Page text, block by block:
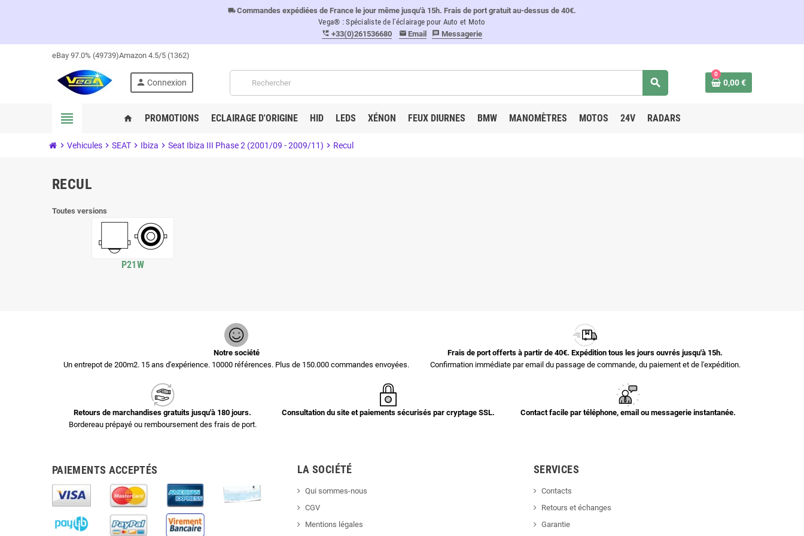
local_shippingCommandes expédiées de France le jour même jusqu'à 15h. Frais de port gratuit au-dessus de 40€.
Vega® : Spécialiste de l'éclairage pour Auto et Moto
perm_phone_msg +33(0)261536680 email Email message Messagerie
eBay 97.0% (49739)Amazon 4.5/5 (1362)
person Connexion search
0
0,00 €
view_headline home PROMOTIONS ECLAIRAGE D'ORIGINE HID LEDS XÉNON FEUX DIURNES BMW MANOMÈTRES MOTOS 24V RADARS
chevron_right Vehicules chevron_right SEAT chevron_right Ibiza chevron_right Seat Ibiza III Phase 2 (2001/09 - 2009/11) chevron_right Recul
RECUL
Toutes versions
P21W
Notre société
Un entrepot de 200m2. 15 ans d'expérience. 10000 références. Plus de 150.000 commandes envoyées.
Frais de port offerts à partir de 40€. Expédition tous les jours ouvrés jusqu'à 15h.
Confirmation immédiate par email du passage de commande, du paiement et de l'expédition.
Retours de marchandises gratuits jusqu'à 180 jours.
Bordereau prépayé ou remboursement des frais de port.
Consultation du site et paiements sécurisés par cryptage SSL. Contact facile par téléphone, email ou messagerie instantanée.
PAIEMENTS ACCEPTÉS LA SOCIÉTÉ
Qui sommes-nous
CGV
Mentions légales
SERVICES
Contacts
Retours et échanges
Garantie